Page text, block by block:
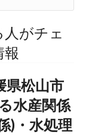
がチェ
県松山市
水産関係
)・水処理